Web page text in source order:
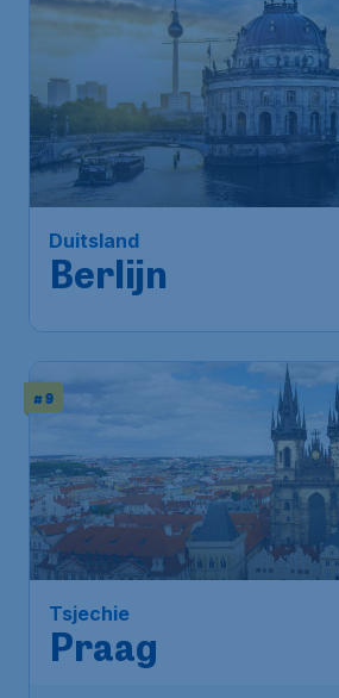
Duitsland
Berlijn
Schiphol
Berlin , Berlin Brandenburg Airport
Found 1h ago
# 9
Tsjechie
Praag